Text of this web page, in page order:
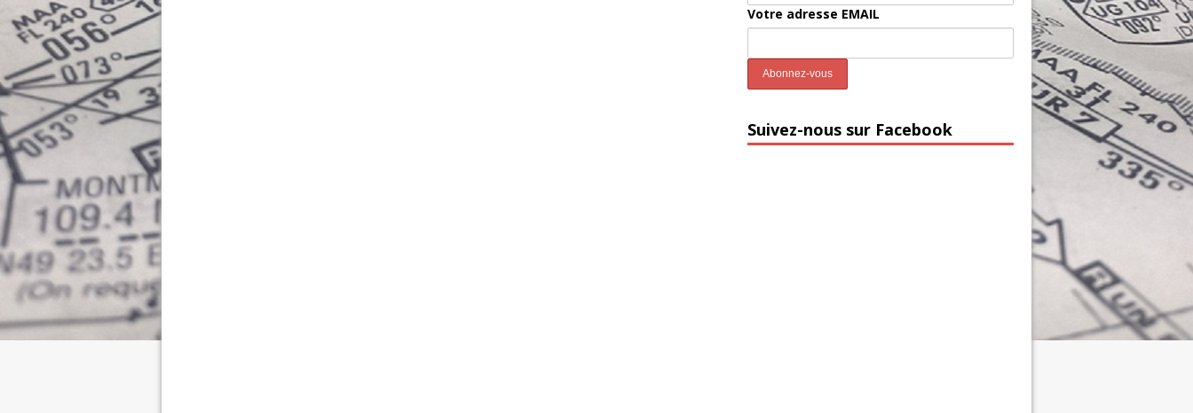
Votre adresse EMAIL
Suivez-nous sur Facebook